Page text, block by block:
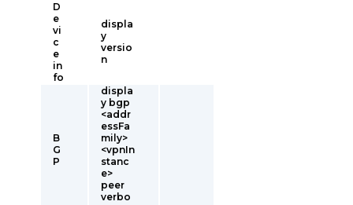
D
e
vi
c
e
in
fo
displa
y
versio
n
B
G
P
displa
y bgp
<addr
essFa
mily>
<vpnIn
stanc
e>
peer
verbo